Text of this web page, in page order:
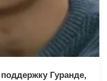
Гуранде,